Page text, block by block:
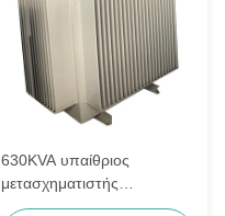
630KVA υπαίθριος
μετασχηματιστής
13200Y/7620V 480Y/277V